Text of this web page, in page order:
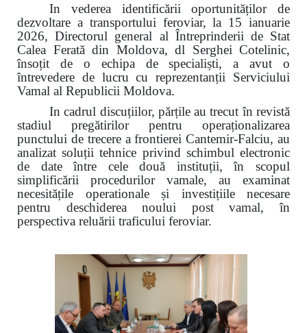
In vederea identificării oportunităților de
dezvoltare a transportului feroviar, la 15 ianuarie
2026, Directorul general al Întreprinderii de Stat
Calea Ferată din Moldova, dl Serghei Cotelinic,
însoțit de o echipa de specialiști, a avut o
întrevedere de lucru cu reprezentanții Serviciului
Vamal al Republicii Moldova.
In cadrul discuțiilor, părțile au trecutîn revistă
stadiul pregătirilor pentru operaționalizarea
punctului de trecere a frontierei Cantemir-Falciu, au
analizat soluții tehnice privind schimbul electronic
de date între cele două instituții, în scopul
simplificării procedurilor vamale, au examinat
necesitățile operationale și investițiile necesare
pentru deschiderea noului post vamal, în
perspectiva reluării traficului feroviar.